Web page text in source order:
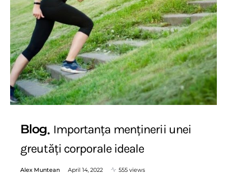
Blog Importanța menținerii unei
greutăți corporale ideale
Alex Muntean April 14, 2022 555 views